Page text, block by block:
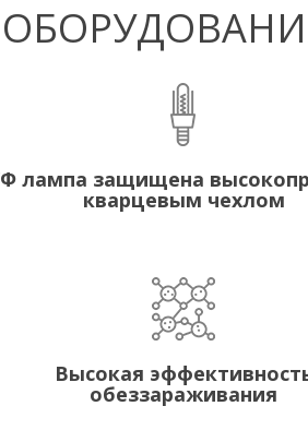
лампа защищена
кварцевым чехлом
Высокая
обеззараживания